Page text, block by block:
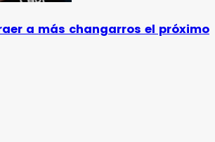
a más changarros el próximo